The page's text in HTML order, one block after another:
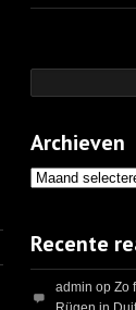
Archieven
Archieven
Recente
admin opZo